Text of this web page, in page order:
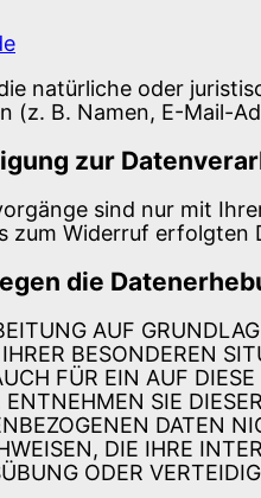
natürliche oder
(z. B. Namen, E-Mail-
zur
sind nur mit
zum Widerruf
die
AUF
BESONDEREN
FÜR EIN AUF
SIE
DATEN
DIE IHRE
ODER